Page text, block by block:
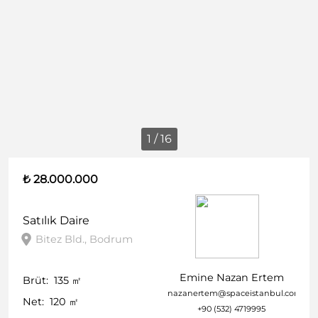
1 / 16
₺ 28.000.000
Satılık Daire
Bitez Bld., Bodrum
Brüt: 135 ㎡
Net: 120 ㎡
Emine Nazan Ertem
nazanertem@spaceistanbul.com
+90 (532) 4719995